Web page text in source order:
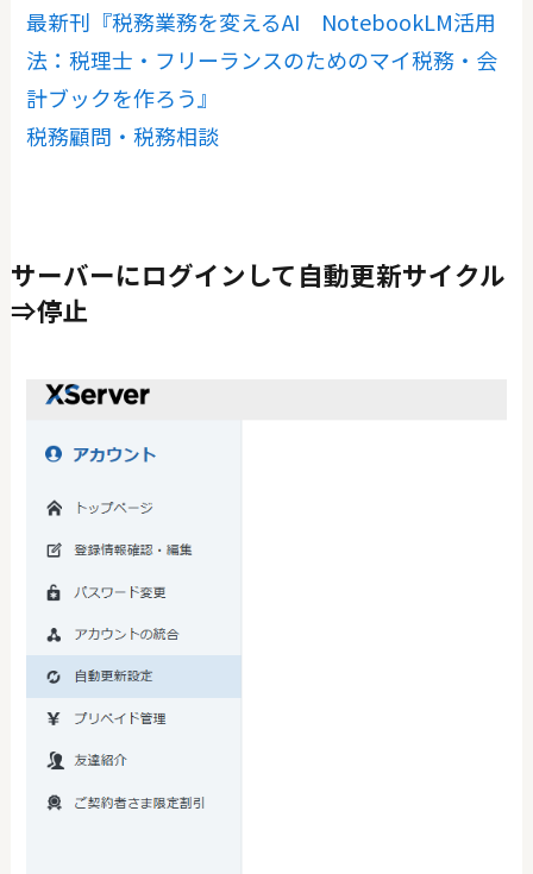
最新刊『税務業務を変えるAI NotebookLM活用
法：税理士・フリーランスのためのマイ税務・会
計ブックを作ろう』
税務顧問・税務相談
サーバーにログインして自動更新サイクル
⇒停止